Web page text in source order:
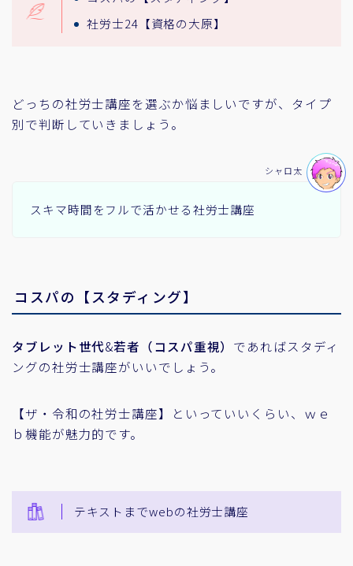
社労士24【資格の大原】
どっちの社労士講座を選ぶか悩ましいですが、タイプ
別で判断していきましょう。
スキマ時間をフルで活かせる社労士講座
シャロ太
コスパの【スタディング】
タブレット世代&若者（コスパ重視） であればスタディ
ングの社労士講座がいいでしょう。
【ザ・令和の社労士講座】といっていいくらい、ｗｅ
ｂ機能が魅力的です。
テキストまでwebの社労士講座